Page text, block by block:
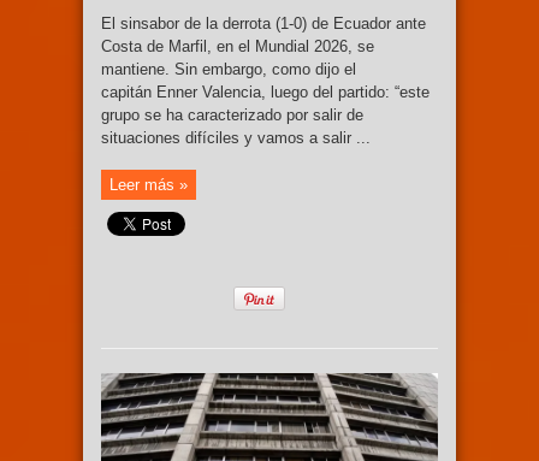
El sinsabor de la derrota (1-0) de Ecuador ante
Costa de Marfil, en el Mundial 2026, se
mantiene. Sin embargo, como dijo el
capitán Enner Valencia, luego del partido: “este
grupo se ha caracterizado por salir de
situaciones difíciles y vamos a salir ...
Leer más »